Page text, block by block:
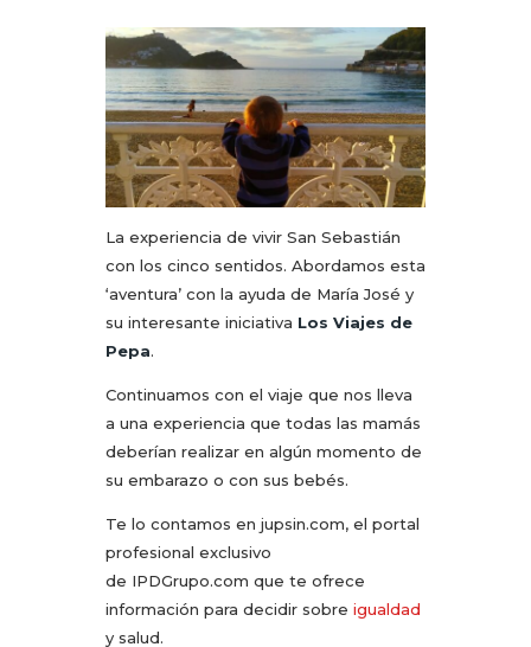
La experiencia de vivir San Sebastián
con los cinco sentidos. Abordamos esta
‘aventura’ con la ayuda de María José y
su interesante iniciativa Los Viajes de
Pepa.
Continuamos con el viaje que nos lleva
a una experiencia que todas las mamás
deberían realizar en algún momento de
su embarazo o con sus bebés.
Te lo contamos en jupsin.com, el portal
profesional exclusivo
de IPDGrupo.com que te ofrece
información para decidir sobre igualdad
y salud.